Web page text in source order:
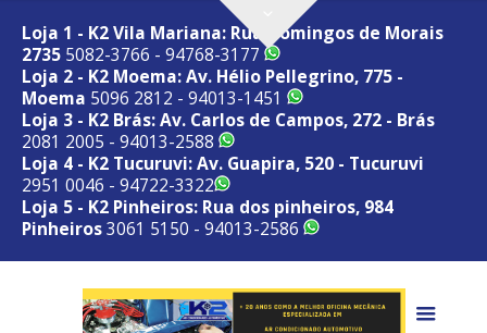
Loja 1 - K2 Vila Mariana: Rua Domingos de Morais
2735 5082-3766 - 94768-3177
Loja 2 - K2 Moema: Av. Hélio Pellegrino, 775 -
Moema 5096 2812 - 94013-1451
Loja 3 - K2 Brás: Av. Carlos de Campos, 272 - Brás
2081 2005 - 94013-2588
Loja 4 - K2 Tucuruvi: Av. Guapira, 520 - Tucuruvi
2951 0046 - 94722-3322
Loja 5 - K2 Pinheiros: Rua dos pinheiros, 984
Pinheiros3061 5150 - 94013-2586